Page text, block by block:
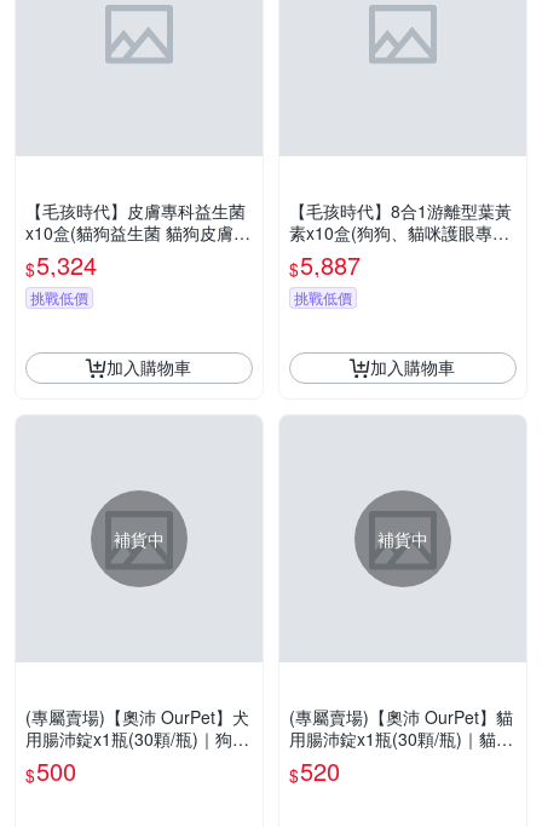
【毛孩時代】皮膚專科益生菌
x10盒(貓狗益生菌 貓狗皮膚保
健)
$5,324
挑戰低價
加入購物車
【毛孩時代】8合1游離型葉黃
素x10盒(狗狗、貓咪護眼專
用、市面專利成分)★獸醫推薦
$5,887
挑戰低價
加入購物車
補貨中
(專屬賣場)【奧沛 OurPet】犬
用腸沛錠x1瓶(30顆/瓶)｜狗腸
胃保健品｜益生菌｜菊苣纖維
｜植物酵素｜蘑菇
$500
補貨中
(專屬賣場)【奧沛 OurPet】貓
用腸沛錠x1瓶(30顆/瓶)｜貓腸
胃保健品｜益生菌｜菊苣纖維
｜植物酵素｜蘑菇
$520